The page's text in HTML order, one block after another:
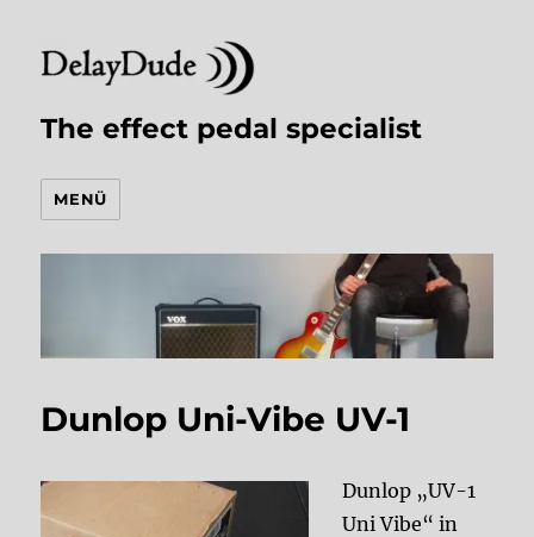
The effect pedal specialist
MENÜ
Dunlop Uni-Vibe UV-1
Dunlop „UV-1
Uni Vibe“ in